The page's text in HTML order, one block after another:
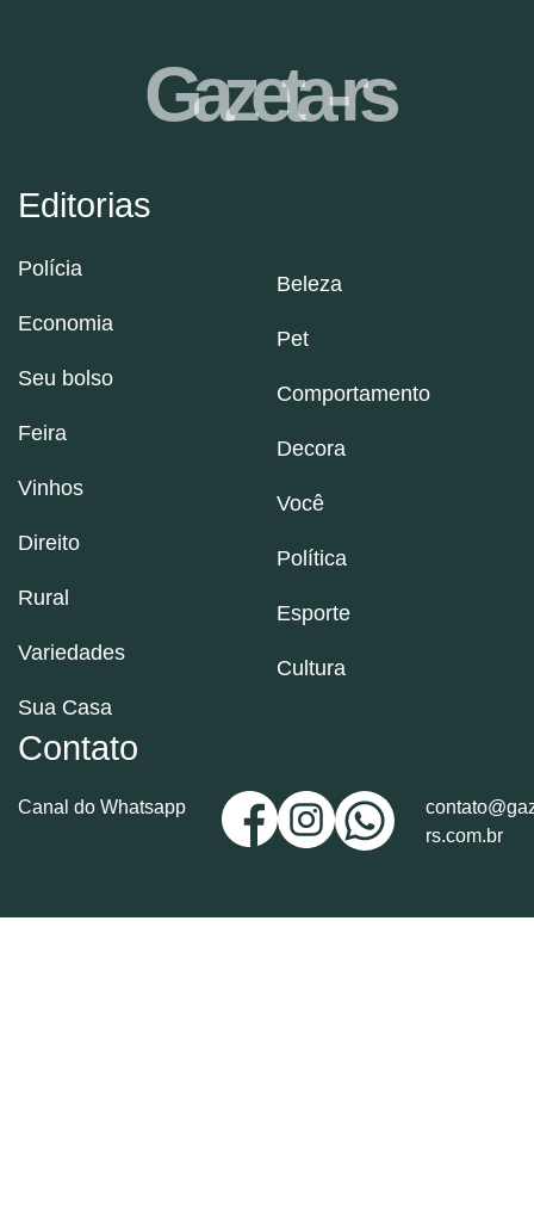
Editorias
Polícia
Economia
Seu bolso
Feira
Vinhos
Direito
Rural
Variedades
Sua Casa
Beleza
Pet
Comportamento
Decora
Você
Política
Esporte
Cultura
Contato
Canal do Whatsapp
rs.com.br
Gazeta-rs